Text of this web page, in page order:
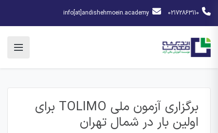
02172863110
info[at]andishehmoein.academy
برگزاری آزمون ملی TOLIMO برای
اولین بار در شمال تهران